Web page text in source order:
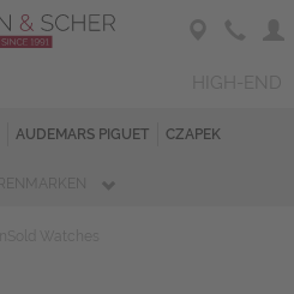
AUDEMARS PIGUET CZAPEK